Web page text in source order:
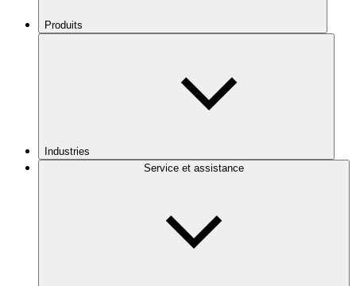
Produits
Industries
Service et assistance